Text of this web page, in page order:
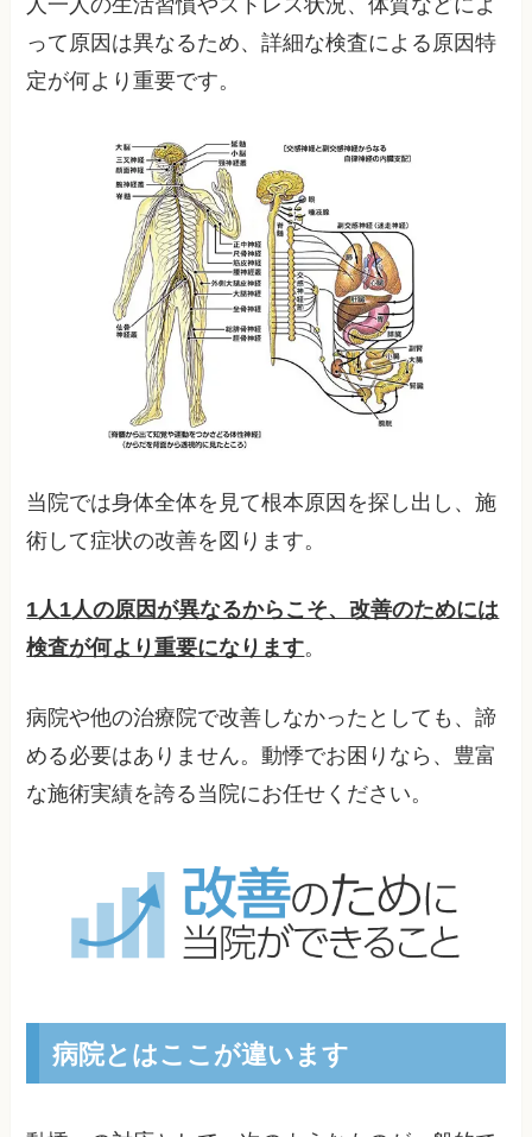
って原因は異なるため、詳細な検査による原因特
定が何より重要です。
当院では身体全体を見て根本原因を探し出し、施
術して症状の改善を図ります。
1人1人の原因が異なるからこそ、改善のためには
検査が何より重要になります。
病院や他の治療院で改善しなかったとしても、諦
める必要はありません。動悸でお困りなら、豊富
な施術実績を誇る当院にお任せください。
病院とはここが違います